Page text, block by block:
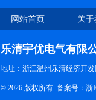
网站首页 关
乐清宇优电气有限
地址：浙江温州乐清经济开
© 2026 版权所有 备案号：浙